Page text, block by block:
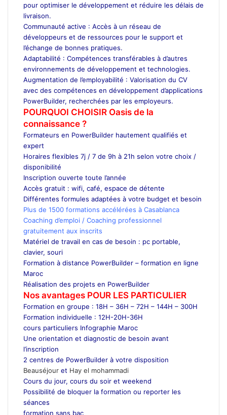
pour optimiser le développement et réduire les délais de
livraison.
Communauté active : Accès à un réseau de
développeurs et de ressources pour le support et
l’échange de bonnes pratiques.
Adaptabilité : Compétences transférables à d’autres
environnements de développement et technologies.
Augmentation de l’employabilité : Valorisation du CV
avec des compétences en développement d’applications
PowerBuilder, recherchées par les employeurs.
POURQUOI CHOISIR Oasis de la
connaissance ?
Formateurs en PowerBuilder hautement qualifiés et
expert
Horaires flexibles 7j / 7 de 9h à 21h selon votre choix /
disponibilité
Inscription ouverte toute l’année
Accès gratuit : wifi, café, espace de détente
Différentes formules adaptées à votre budget et besoin
Plus de 1500 formations accélérées à Casablanca
Coaching d’emploi / Coaching professionnel
gratuitement aux inscrits
Matériel de travail en cas de besoin : pc portable,
clavier, souri
Formation à distance PowerBuilder – formation en ligne
Maroc
Réalisation des projets en PowerBuilder
Nos avantages POUR LES PARTICULIER
Formation en groupe : 18H – 36H – 72H – 144H – 300H
Formation individuelle : 12H-20H-36H
cours particuliers Infographie Maroc
Une orientation et diagnostic de besoin avant
l’inscription
2 centres de PowerBuilder à votre disposition
Beauséjour et Hay el mohammadi
Cours du jour, cours du soir et weekend
Possibilité de bloquer la formation ou reporter les
séances
formation sans bac